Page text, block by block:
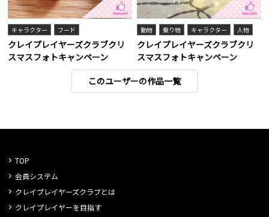
キャラクター フード
クレイプレイヤーズクラブクリ
スマスフォトキャンペーン
動物 乗り物 キャラクター 人物
クレイプレイヤーズクラブクリ
スマスフォトキャンペーン
このユーザーの作品一覧
TOP
会員システム
クレイプレイヤーズクラブとは
クレイプレイヤーを目指す